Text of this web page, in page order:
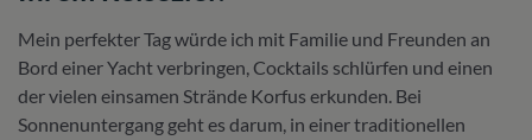
Mein perfekter Tag würde ich mit Familie und Freunden an
Bord einer Yacht verbringen, Cocktails schlürfen und einen
der vielen einsamen Strände Korfus erkunden. Bei
Sonnenuntergang geht es darum, in einer traditionellen